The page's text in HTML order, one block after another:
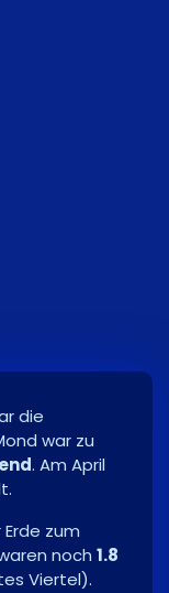
die
war zu
. Am April
zum
noch 1.8
Viertel).